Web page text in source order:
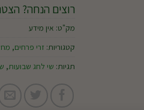
רוצים הנחה?
מק"ט: אין מידע
קטגוריות: זרי פרחים,
תגיות: שי לחג שבועות,